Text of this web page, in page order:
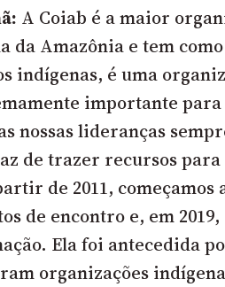
A Coiab é a maior
da Amazônia e tem
indígenas, é uma
importante para
nossas lideranças
de trazer recursos
de 2011, começamos
de encontro e, em 2019,
Ela foi antecedida
organizações